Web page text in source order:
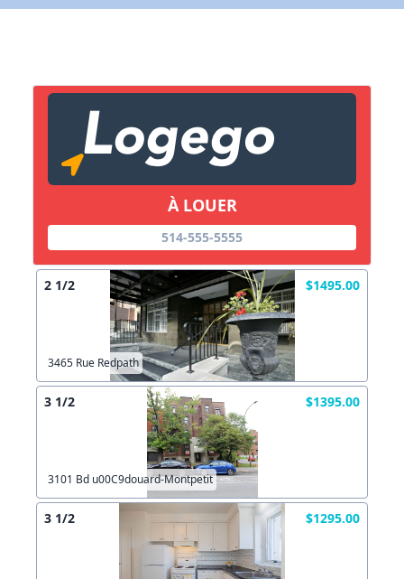
À LOUER
514-555-5555
2 1/2 $1495.00
3465 Rue Redpath
3 1/2 $1395.00
3101 Bd u00C9douard-Montpetit
3 1/2 $1295.00
Lien vers inscription (sera inclus dans courriel)
Copier lien
X Fermer
X Fermer